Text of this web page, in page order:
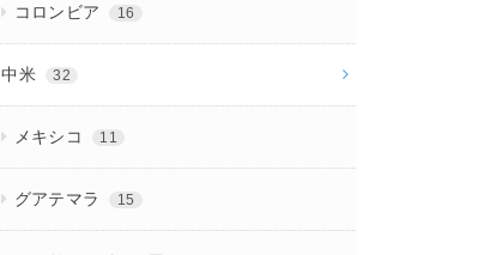
コロンビア 16
中米 32
メキシコ 11
グアテマラ 15